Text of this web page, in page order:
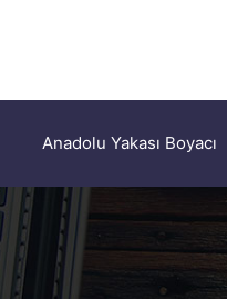
Anadolu Yakası Boyacı